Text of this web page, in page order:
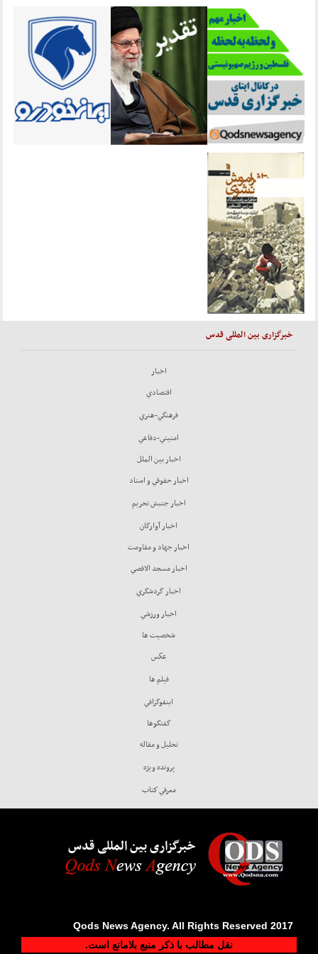
خبرگزاری بین المللی قدس
اخبار
اقتصادي
فرهنگي-هنري
امنيتي-دفاعي
اخبار بين الملل
اخبار حقوقي و اسناد
اخبار جنبش تحريم
اخبار آوارگان
اخبار جهاد و مقاومت
اخبار مسجد الاقصي
اخبار گردشگري
اخبار ورزشي
شخصيت ها
عكس
فيلم ها
اينفوگرافي
گفتگوها
تحليل و مقاله
پرونده ويژه
معرفي كتاب
خبرگزاری بین المللی قدس
2017 Qods News Agency. All Rights Reserved
نقل مطالب با ذکر منبع بلامانع است.